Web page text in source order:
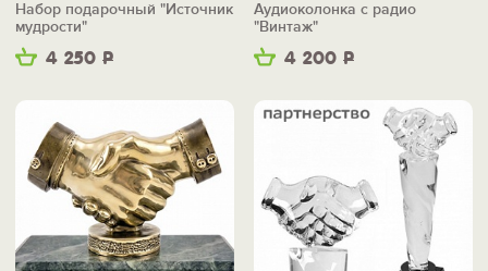
4 250 Р
Набор подарочный "Источник
мудрости"
4 200 Р
Аудиоколонка с радио
"Винтаж"